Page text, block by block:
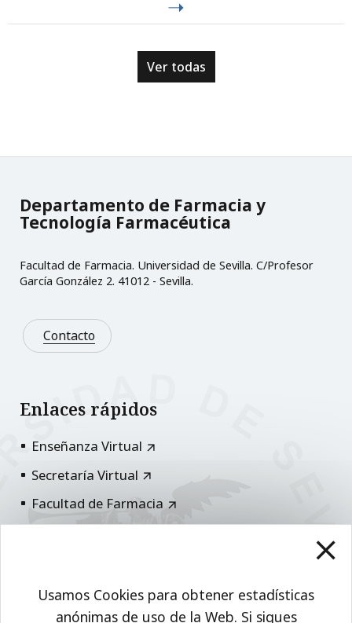
Ver todas
Departamento de Farmacia y
Tecnología Farmacéutica
Facultad de Farmacia. Universidad de Sevilla. C/Profesor
García González 2. 41012 - Sevilla.
Contacto
Enlaces rápidos
Enseñanza Virtual
Secretaría Virtual
Facultad de Farmacia
Comparte esto
Usamos Cookies para obtener estadísticas
anónimas de uso de la Web. Si sigues